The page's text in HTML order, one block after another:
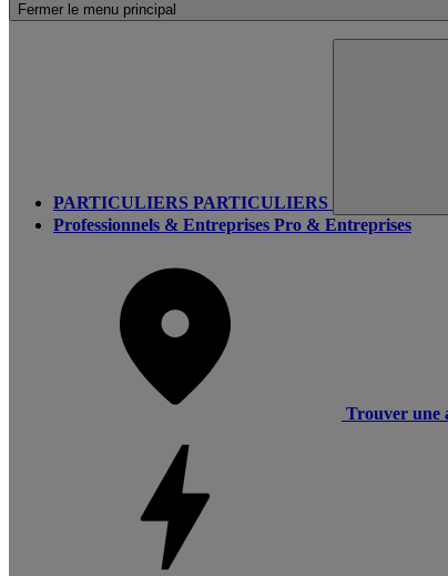
Fermer le menu principal
PARTICULIERS PARTICULIERS
Professionnels & Entreprises Pro & Entreprises
Trouver une